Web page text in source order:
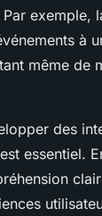
exemple,
à
même de
des
essentiel.